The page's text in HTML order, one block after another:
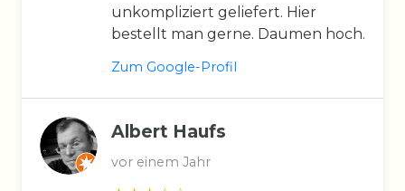
unkompliziert geliefert. Hier
bestellt man gerne. Daumen hoch.
Zum Google-Profil
Albert Haufs
vor einem Jahr